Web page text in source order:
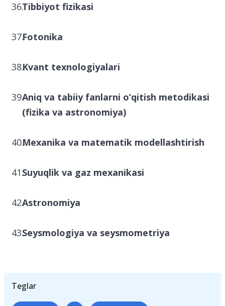
Tibbiyot fizikasi
Fotonika
Kvant texnologiyalari
Aniq va tabiiy fanlarni o‘qitish metodikasi
(fizika va astronomiya)
Mexanika va matematik modellashtirish
Suyuqlik va gaz mexanikasi
Astronomiya
Seysmologiya va seysmometriya
Teglar